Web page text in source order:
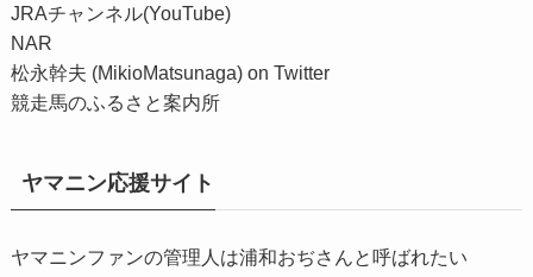
JRAチャンネル(YouTube)
NAR
松永幹夫 (MikioMatsunaga) on Twitter
競走馬のふるさと案内所
ヤマニン応援サイト
ヤマニンファンの管理人は浦和おぢさんと呼ばれたい